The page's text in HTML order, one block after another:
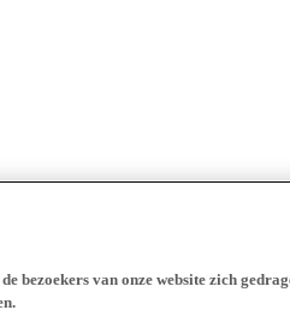
bezoekers van onze website zich